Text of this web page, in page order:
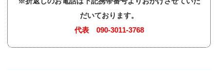
だいております。
代表 090-3011-3768